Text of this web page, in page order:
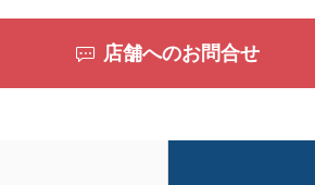
店舗へのお問合せ